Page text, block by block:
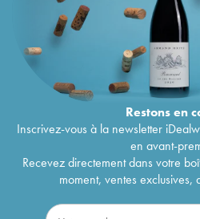
Restons en
Inscrivez-vous à la newsletter
en avant-
Recevez directement dans votre
moment, ventes exclusives,